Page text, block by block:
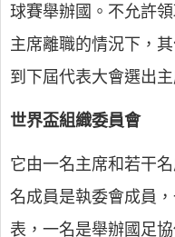
球賽舉辦國。不允許
主席離職的情況下，
到下屆代表大會選出
世界盃組織委員會
它由一名主席和若干
名成員是執委會成員
表，一名是舉辦國足